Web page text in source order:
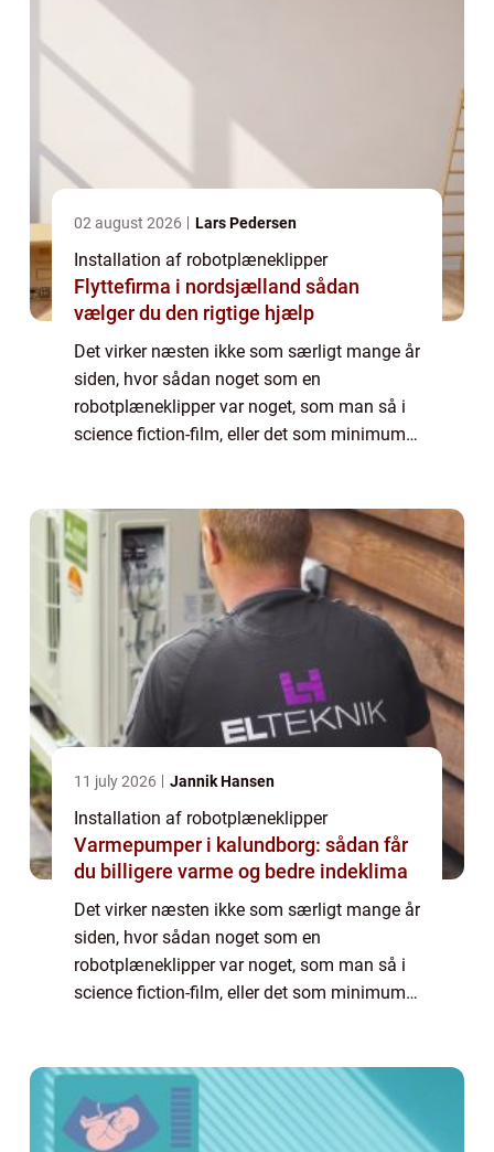
02 august 2026 Lars Pedersen
Installation af robotplæneklipper
Flyttefirma i nordsjælland sådan
vælger du den rigtige hjælp
Det virker næsten ikke som særligt mange år
siden, hvor sådan noget som en
robotplæneklipper var noget, som man så i
science fiction-film, eller det som minimum
11 july 2026 Jannik Hansen
Installation af robotplæneklipper
Varmepumper i kalundborg: sådan får
du billigere varme og bedre indeklima
Det virker næsten ikke som særligt mange år
siden, hvor sådan noget som en
robotplæneklipper var noget, som man så i
science fiction-film, eller det som minimum